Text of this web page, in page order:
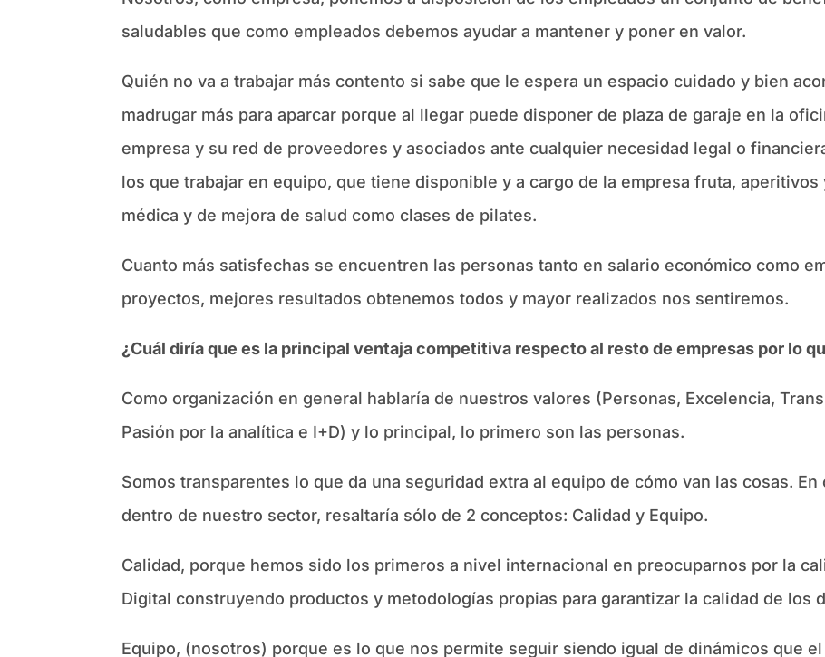
saludables que como empleados debemos ayudar a mantener y poner en valor.
Quién no va a trabajar más contento si sabe que le espera un espacio cuidado y bien
madrugar más para aparcar porque al llegar puede disponer de plaza de garaje en la
empresa y su red de proveedores y asociados ante cualquier necesidad legal o
los que trabajar en equipo, que tiene disponible y a cargo de la empresa fruta,
médica y de mejora de salud como clases de pilates.
Cuanto más satisfechas se encuentren las personas tanto en salario económico como
proyectos, mejores resultados obtenemos todos y mayor realizados nos sentiremos.
¿Cuál diría que es la principal ventaja competitiva respecto al resto de empresas por lo
Como organización en general hablaría de nuestros valores (Personas, Excelencia,
Pasión por la analítica e I+D) y lo principal, lo primero son las personas.
Somos transparentes lo que da una seguridad extra al equipo de cómo van las cosas.
dentro de nuestro sector, resaltaría sólo de 2 conceptos: Calidad y Equipo.
Calidad, porque hemos sido los primeros a nivel internacional en preocuparnos por la
Digital construyendo productos y metodologías propias para garantizar la calidad de los
Equipo, (nosotros) porque es lo que nos permite seguir siendo igual de dinámicos que